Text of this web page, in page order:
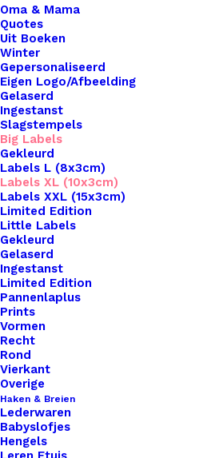
Oma & Mama
Quotes
Uit Boeken
Winter
Gepersonaliseerd
Eigen Logo/Afbeelding
Gelaserd
Ingestanst
Slagstempels
Big Labels
Gekleurd
Labels L (8x3cm)
Labels XL (10x3cm)
Labels XXL (15x3cm)
Limited Edition
Little Labels
Gekleurd
Gelaserd
Ingestanst
Limited Edition
Pannenlaplus
Prints
Vormen
Recht
Rond
Vierkant
Overige
Haken & Breien
Lederwaren
Babyslofjes
Hengels
Home
Leren Labels
Big Labels Met Drukknoop
One In A Million Zilver
Big Labels Met
Drukknoop
Zwart You
A Million Zilver
€3,50